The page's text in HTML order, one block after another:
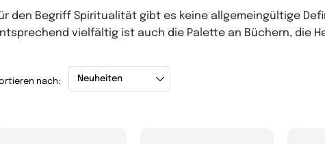
den Begriff Spiritualität gibt es keine allgemeingültige
vielfältig ist auch die Palette an Büchern, die
nach: